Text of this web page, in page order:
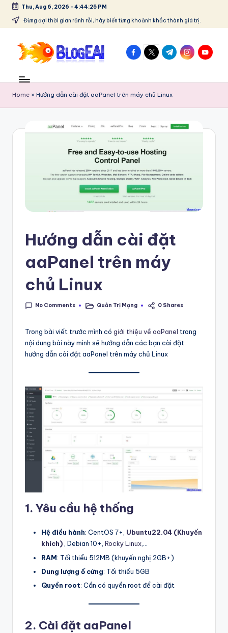
Skip
content
Thu, Aug 6, 2026 - 4:44:26 PM
Đừng đợi thời gian rảnh rỗi, hãy biến từng khoảnh khắc thành giá trị.
o
C
m
lư
gi
ni
sẻ
đam
giữ
một
facebook.com
twitter.com
t.me
Home » Hướng dẫn cài đặt aaPanel trên máy chủ Linux
Hướng dẫn cài đặt
aaPanel trên máy
chủ Linux
No Comments
PostedQuản Trị Mạng 0 Shares
Trong bài viết trước mình có giới thiệu về aaPanel trong
nội dung bài này mình sẽ hướng dẫn các bạn cài đặt
hướng dẫn cài đặt aaPanel trên máy chủ Linux
1. Yêu cầu hệ thống
Hệ điều hành: CentOS 7+, Ubuntu22.04 (Khuyến
khích), Debian 10+, Rocky Linux,…
RAM: Tối thiểu 512MB (khuyến nghị 2GB+)
Dung lượng ổ cứng: Tối thiểu 5GB
Quyền root: Cần có quyền root để cài đặt
2. Cài đặt aaPanel